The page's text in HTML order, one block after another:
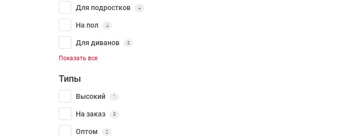
Для подростков 4
На пол 4
Для диванов 5
Показать все
Типы
Высокий 1
На заказ 5
Оптом 2